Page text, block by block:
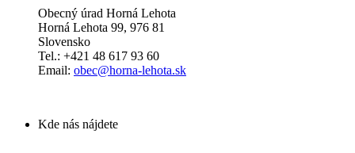
Obecný úrad Horná Lehota
Horná Lehota 99, 976 81
Slovensko
Tel.: +421 48 617 93 60
Email: obec@horna-lehota.sk
Kde nás nájdete